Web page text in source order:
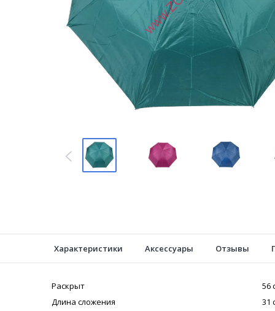
Характеристики Аксессуары Отзывы
Раскрыт
56
Длина сложения
31